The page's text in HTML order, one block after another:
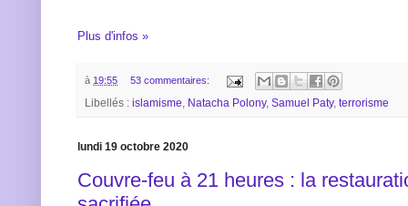
Plus d'infos »
à 19:55 53 commentaires:
Libellés : islamisme, Natacha Polony, Samuel Paty, terrorisme
lundi 19 octobre 2020
Couvre-feu à 21 heures : la